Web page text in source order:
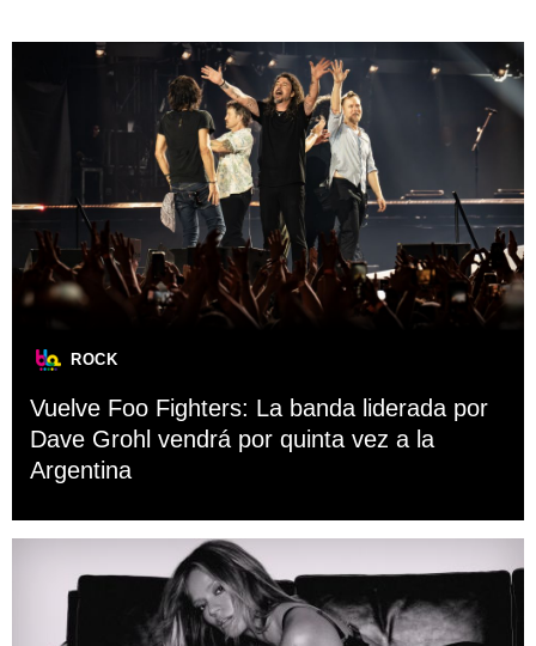
ROCK
Vuelve Foo Fighters: La banda liderada por
Dave Grohl vendrá por quinta vez a la
Argentina